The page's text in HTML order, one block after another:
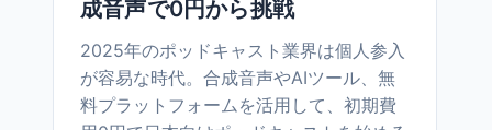
成音声で0円から挑戦
2025年のポッドキャスト業界は個人参入
が容易な時代。合成音声やAIツール、無
料プラットフォームを活用して、初期費